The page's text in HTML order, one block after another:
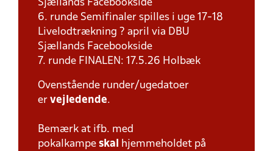
Sjællands Facebookside
6. runde Semifinaler spilles i uge 17-18
Livelodtrækning ? april via DBU
Sjællands Facebookside
7. runde FINALEN: 17.5.26 Holbæk
Ovenstående runder/ugedatoer
er vejledende.
Bemærk at ifb. med
pokalkampe skal
hjemmeholdet på